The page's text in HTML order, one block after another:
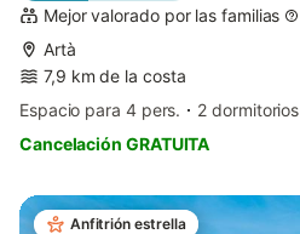
Mejor valorado por las familias
Artà
7,9 km de la costa
Espacio para 4 pers.
2 dormitorios
Cancelación GRATUITA
Anfitrión estrella